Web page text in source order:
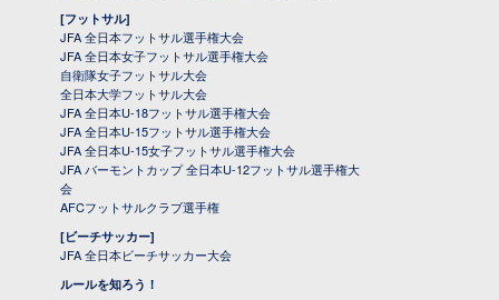
[フットサル]
JFA 全日本フットサル選手権大会
JFA 全日本女子フットサル選手権大会
自衛隊女子フットサル大会
全日本大学フットサル大会
JFA 全日本U-18フットサル選手権大会
JFA 全日本U-15フットサル選手権大会
JFA 全日本U-15女子フットサル選手権大会
JFA バーモントカップ 全日本U-12フットサル選手権大
会
AFCフットサルクラブ選手権
[ビーチサッカー]
JFA 全日本ビーチサッカー大会
ルールを知ろう！